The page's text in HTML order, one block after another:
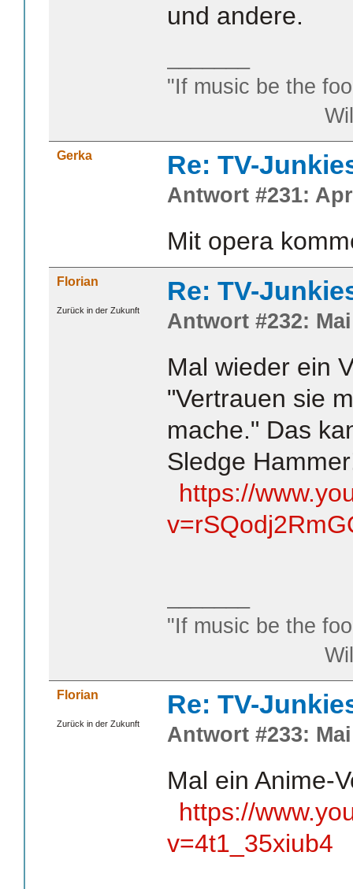
und andere.
"If music be the
William
Gerka Re: TV-
Antwort #231:
Mit opera
Florian
Zurück in der Zukunft
Re: TV-
Antwort #232:
Mal wieder ein
"Vertrauen sie
mache." Das
Sledge
https://
"If music be the
William
Florian
Zurück in der Zukunft
Re: TV-
Antwort #233:
Mal ein Anime-
https://
v=4t1_35xiub4